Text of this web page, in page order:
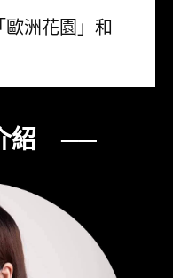
洲花園」和
紹 ──